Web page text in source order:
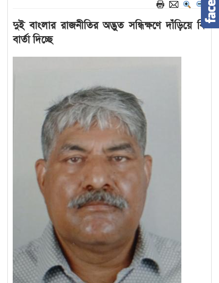
দুই বাংলার রাজনীতির অদ্ভুত সন্ধিক্ষণে দাঁড়িয়ে কি
বার্তা দিচ্ছে